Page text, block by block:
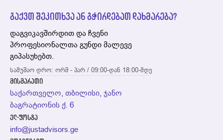
გაქვთ შეკითხვა ან გჭირდებათ დახმარება?
დაგვიკავშირდით და ჩვენი
პროფესიონალთა გუნდი მალევე
გიპასუხებთ.
სამუშაო დრო: ორშ - პარ / 09:00-დან 18:00-მდე
მისმარათი
საქართველო, თბილისი, ჯანო
ბაგრატიონის ქ. 6
ელ-ფოსტა
info@justadvisors.ge